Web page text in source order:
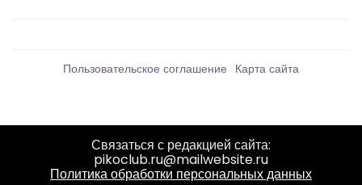
Пользовательское соглашение Карта сайта
Связаться с редакцией сайта:
pikoclub.ru@mailwebsite.ru
Политика обработки персональных данных